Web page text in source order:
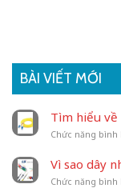
BÀI VIẾT MỚI
Tìm hiểu về
Chức năng bình
Vì sao dây
Chức năng bình